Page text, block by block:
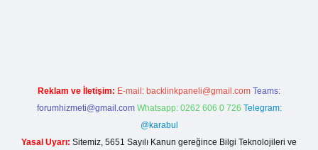
Reklam ve İletişim: E-mail: backlinkpaneli@gmail.com Teams:
forumhizmeti@gmail.com Whatsapp: 0262 606 0 726 Telegram:
@karabul
Yasal Uyarı: Sitemiz, 5651 Sayılı Kanun gereğince Bilgi Teknolojileri ve